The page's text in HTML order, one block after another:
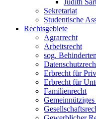
Judith
Sekretariat
Studentische
Rechtsgebiete
Agrarrecht
Arbeitsrecht
sog.
Erbrecht für
Erbrecht für
Familienrecht
Gemeinnütziges